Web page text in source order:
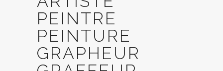
PEINTRE
PEINTURE
GRAPHEUR